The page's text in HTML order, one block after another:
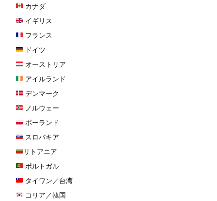
カナダ
イギリス
フランス
ドイツ
オーストリア
アイルランド
デンマーク
ノルウェー
ポーランド
スロバキア
リトアニア
ポルトガル
タイワン／台湾
コリア／韓国